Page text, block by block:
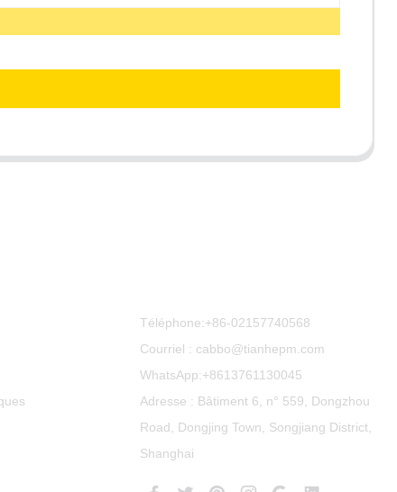
Téléphone:+86-02157740568
Courriel : cabbo@tianhepm.com
WhatsApp:+8613761130045
Adresse : Bâtiment 6, n° 559, Dongzhou
Road, Dongjing Town, Songjiang District,
Shanghai